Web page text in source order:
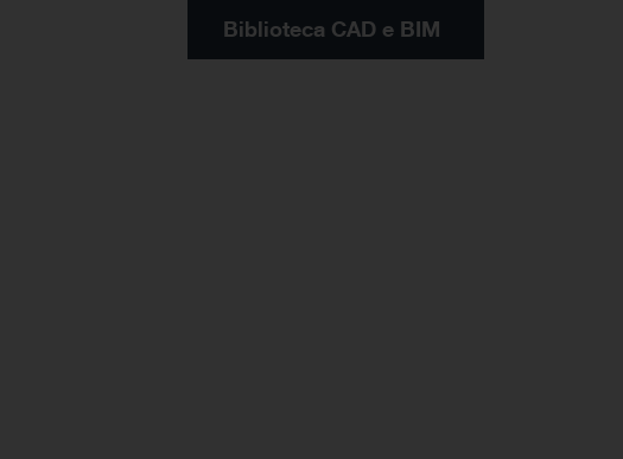
Biblioteca CAD e BIM